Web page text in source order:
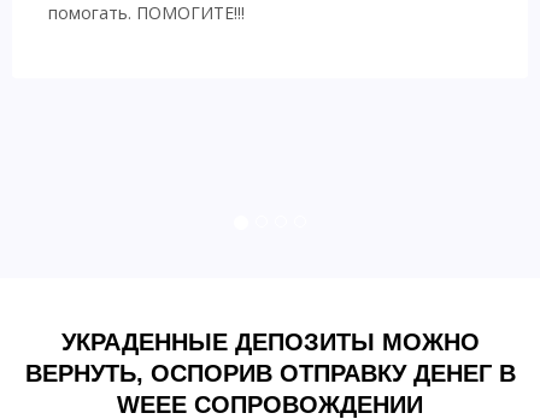
помогать. ПОМОГИТЕ!!!
УКРАДЕННЫЕ ДЕПОЗИТЫ МОЖНО
ВЕРНУТЬ, ОСПОРИВ ОТПРАВКУ ДЕНЕГ В
WEEE СОПРОВОЖДЕНИИ